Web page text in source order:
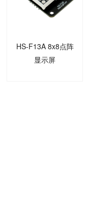
HS-F13A 8x8点阵
显示屏